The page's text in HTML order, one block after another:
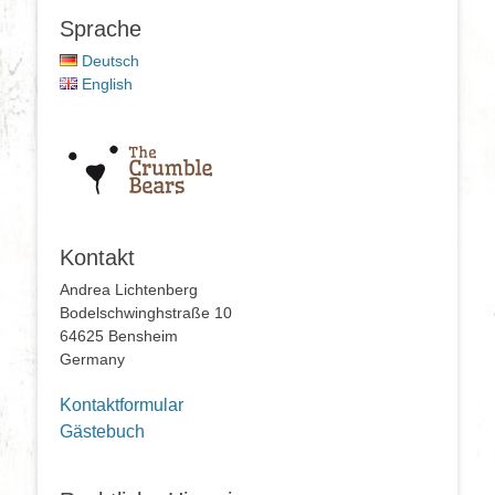
Sprache
Deutsch
English
Kontakt
Andrea Lichtenberg
Bodelschwinghstraße 10
64625 Bensheim
Germany
Kontaktformular
Gästebuch